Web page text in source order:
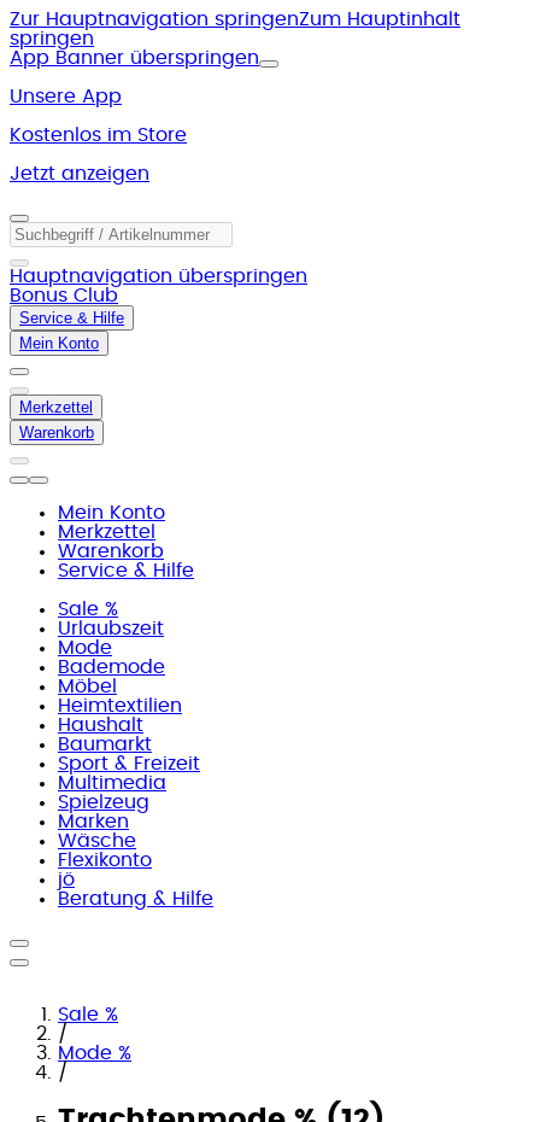
Zur Hauptnavigation springenZum Hauptinhalt
springen
App Banner überspringen
Unsere App
Kostenlos im Store
Jetzt anzeigen
Hauptnavigation überspringen
Bonus Club
Service & Hilfe
Mein Konto
Merkzettel
Warenkorb
Mein Konto
Merkzettel
Warenkorb
Service & Hilfe
Sale %
Urlaubszeit
Mode
Bademode
Möbel
Heimtextilien
Haushalt
Baumarkt
Sport & Freizeit
Multimedia
Spielzeug
Marken
Wäsche
Flexikonto
jö
Beratung & Hilfe
Sale %
/
Mode %
/